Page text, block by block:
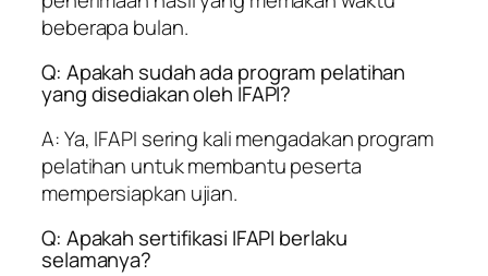
beberapa bulan.
Q: Apakah sudah ada program pelatihan
yang disediakan oleh IFAPI?
A: Ya, IFAPI sering kali mengadakan program
pelatihan untuk membantu peserta
mempersiapkan ujian.
Q: Apakah sertifikasi IFAPI berlaku
selamanya?